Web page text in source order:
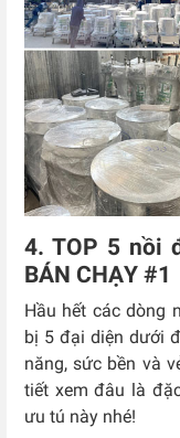
4. TOP 5 nồi
BÁN CHẠY #1
Hầu hết các dòng
bị 5 đại diện dưới
năng, sức bền và
tiết xem đâu là
ưu tú này nhé!